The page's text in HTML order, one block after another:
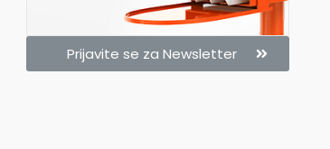
Prijavite se za Newsletter